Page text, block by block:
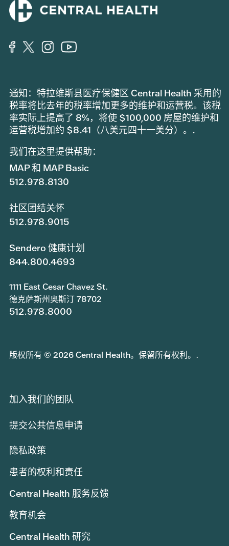
通知：特拉维斯县医疗保健区 Central Health 采用的
税率将比去年的税率增加更多的维护和运营税。该税
率实际上提高了 8%，将使 $100,000 房屋的维护和
运营税增加约 $8.41（八美元四十一美分）。.
我们在这里提供帮助：
MAP 和 MAP Basic
512.978.8130
社区团结关怀
512.978.9015
Sendero 健康计划
844.800.4693
1111 East Cesar Chavez St.
德克萨斯州奥斯汀 78702
512.978.8000
版权所有 © 2026 Central Health。保留所有权利。.
加入我们的团队
提交公共信息申请
隐私政策
患者的权利和责任
Central Health 服务反馈
教育机会
Central Health 研究